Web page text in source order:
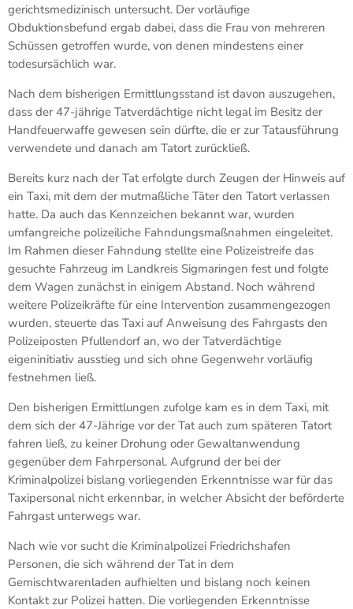
gerichtsmedizinisch untersucht. Der vorläufige
Obduktionsbefund ergab dabei, dass die Frau von mehreren
Schüssen getroffen wurde, von denen mindestens einer
todesursächlich war.
Nach dem bisherigen Ermittlungsstand ist davon auszugehen,
dass der 47-jährige Tatverdächtige nicht legal im Besitz der
Handfeuerwaffe gewesen sein dürfte, die er zur Tatausführung
verwendete und danach am Tatort zurückließ.
Bereits kurz nach der Tat erfolgte durch Zeugen der Hinweis auf
ein Taxi, mit dem der mutmaßliche Täter den Tatort verlassen
hatte. Da auch das Kennzeichen bekannt war, wurden
umfangreiche polizeiliche Fahndungsmaßnahmen eingeleitet.
Im Rahmen dieser Fahndung stellte eine Polizeistreife das
gesuchte Fahrzeug im Landkreis Sigmaringen fest und folgte
dem Wagen zunächst in einigem Abstand. Noch während
weitere Polizeikräfte für eine Intervention zusammengezogen
wurden, steuerte das Taxi auf Anweisung des Fahrgasts den
Polizeiposten Pfullendorf an, wo der Tatverdächtige
eigeninitiativ ausstieg und sich ohne Gegenwehr vorläufig
festnehmen ließ.
Den bisherigen Ermittlungen zufolge kam es in dem Taxi, mit
dem sich der 47-Jährige vor der Tat auch zum späteren Tatort
fahren ließ, zu keiner Drohung oder Gewaltanwendung
gegenüber dem Fahrpersonal. Aufgrund der bei der
Kriminalpolizei bislang vorliegenden Erkenntnisse war für das
Taxipersonal nicht erkennbar, in welcher Absicht der beförderte
Fahrgast unterwegs war.
Nach wie vor sucht die Kriminalpolizei Friedrichshafen
Personen, die sich während der Tat in dem
Gemischtwarenladen aufhielten und bislang noch keinen
Kontakt zur Polizei hatten. Die vorliegenden Erkenntnisse